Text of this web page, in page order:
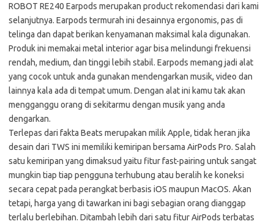
ROBOT RE240 Earpods merupakan product rekomendasi dari kami
selanjutnya. Earpods termurah ini desainnya ergonomis, pas di
telinga dan dapat berikan kenyamanan maksimal kala digunakan.
Produk ini memakai metal interior agar bisa melindungi frekuensi
rendah, medium, dan tinggi lebih stabil. Earpods memang jadi alat
yang cocok untuk anda gunakan mendengarkan musik, video dan
lainnya kala ada di tempat umum. Dengan alat ini kamu tak akan
mengganggu orang di sekitarmu dengan musik yang anda
dengarkan.
Terlepas dari fakta Beats merupakan milik Apple, tidak heran jika
desain dari TWS ini memiliki kemiripan bersama AirPods Pro. Salah
satu kemiripan yang dimaksud yaitu fitur fast-pairing untuk sangat
mungkin tiap tiap pengguna terhubung atau beralih ke koneksi
secara cepat pada perangkat berbasis iOS maupun MacOS. Akan
tetapi, harga yang di tawarkan ini bagi sebagian orang dianggap
terlalu berlebihan. Ditambah lebih dari satu fitur AirPods terbatas